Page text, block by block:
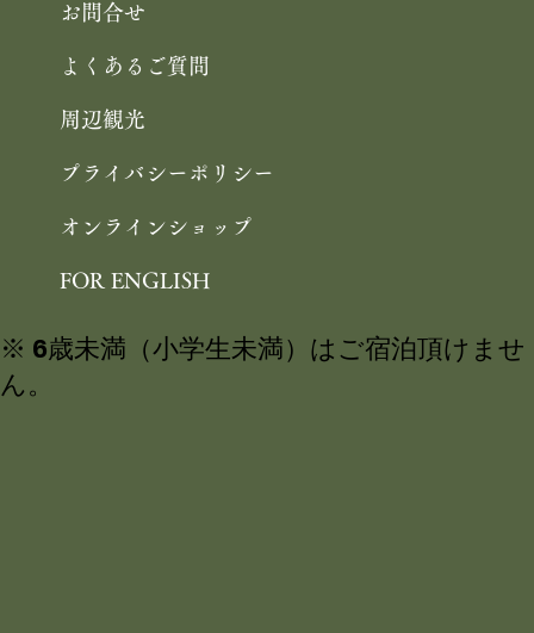
お問合せ
よくあるご質問
周辺観光
プライバシーポリシー
オンラインショップ
FOR ENGLISH
※ 6歳未満（小学生未満）はご宿泊頂けませ
ん。